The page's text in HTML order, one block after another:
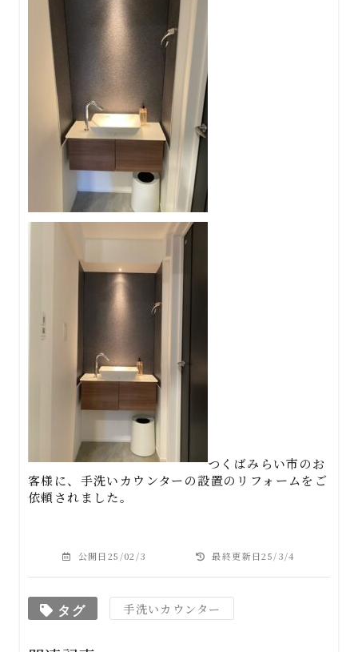
つくばみらい市のお
客様に、手洗いカウンターの設置のリフォームをご
依頼されました。
公開日25/02/3 最終更新日25/3/4
タグ 手洗いカウンター